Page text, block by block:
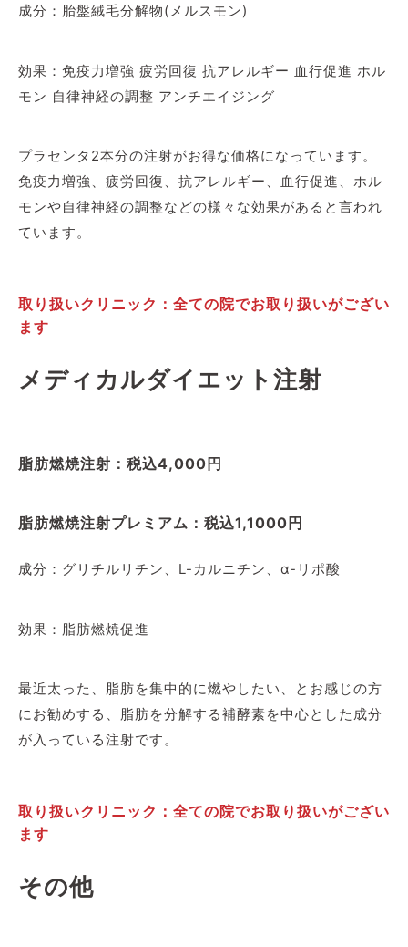
成分：胎盤絨毛分解物(メルスモン)
効果：免疫力増強 疲労回復 抗アレルギー 血行促進 ホル
モン 自律神経の調整 アンチエイジング
プラセンタ2本分の注射がお得な価格になっています。
免疫力増強、疲労回復、抗アレルギー、血行促進、ホル
モンや自律神経の調整などの様々な効果があると言われ
ています。
取り扱いクリニック：全ての院でお取り扱いがござい
ます
メディカルダイエット注射
脂肪燃焼注射：税込4,000円
脂肪燃焼注射プレミアム：税込1,1000円
成分：グリチルリチン、L-カルニチン、α-リポ酸
効果：脂肪燃焼促進
最近太った、脂肪を集中的に燃やしたい、とお感じの方
にお勧めする、脂肪を分解する補酵素を中心とした成分
が入っている注射です。
取り扱いクリニック：全ての院でお取り扱いがござい
ます
その他